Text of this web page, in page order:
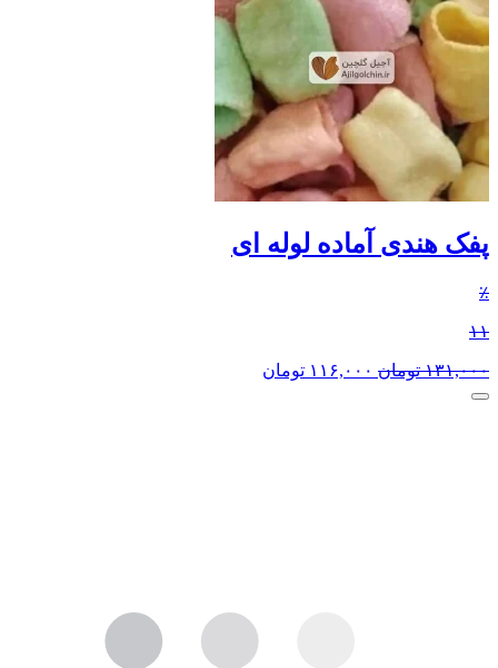
پفک هندی آماده لوله ای
٪
۱۱
۱۳۱,۰۰۰ تومان ۱۱۶,۰۰۰ تومان